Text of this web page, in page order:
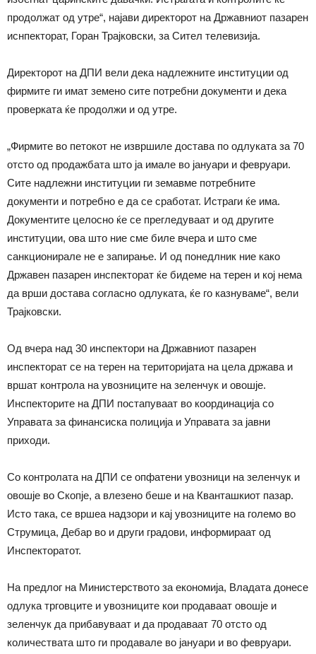
продолжат од утре“, најави директорот на Државниот пазарен
иснпекторат, Горан Трајковски, за Сител телевизија.
Директорот на ДПИ вели дека надлежните институции од
фирмите ги имат земено сите потребни документи и дека
проверката ќе продолжи и од утре.
„Фирмите во петокот не извршиле достава по одлуката за 70
отсто од продажбата што ја имале во јануари и февруари.
Сите надлежни институции ги земавме потребните
документи и потребно е да се сработат. Истраги ќе има.
Документите целосно ќе се прегледуваат и од другите
институции, ова што ние сме биле вчера и што сме
санкционирале не е запирање. И од понедлник ние како
Државен пазарен инспекторат ќе бидеме на терен и кој нема
да врши достава согласно одлуката, ќе го казнуваме“, вели
Трајковски.
Од вчера над 30 инспектори на Државниот пазарен
инспекторат се на терен на територијата на цела држава и
вршат контрола на увозниците на зеленчук и овошје.
Инспекторите на ДПИ постапуваат во координација со
Управата за финансиска полиција и Управата за јавни
приходи.
Со контролата на ДПИ се опфатени увозници на зеленчук и
овошје во Скопје, а влезено беше и на Кванташкиот пазар.
Исто така, се вршеа надзори и кај увозниците на големо во
Струмица, Дебар во и други градови, информираат од
Инспекторатот.
На предлог на Министерството за економија, Владата донесе
одлука трговците и увозниците кои продаваат овошје и
зеленчук да прибавуваат и да продаваат 70 отсто од
количествата што ги продавале во јануари и во февруари.